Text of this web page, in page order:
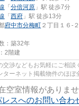
「 分倍河原 」駅 徒歩7分
「 西府 」駅 徒歩13分
府中市分梅町 ２丁目１６-２
：築32年
2階建
渉などもお気軽にご相談
ターネット掲載物件のほぼ
空室情報がありませ
レスへのお問い合わ